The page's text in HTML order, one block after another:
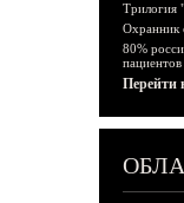
Трилогия
Охранник
80%
Перейти